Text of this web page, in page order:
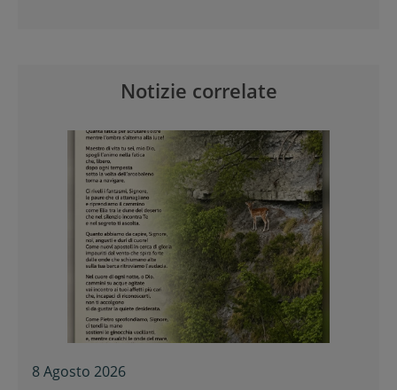
Notizie correlate
8 Agosto 2026